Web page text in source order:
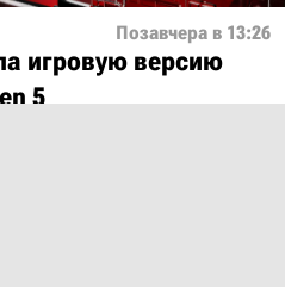
Позавчера в 13:26
игровую версию
5